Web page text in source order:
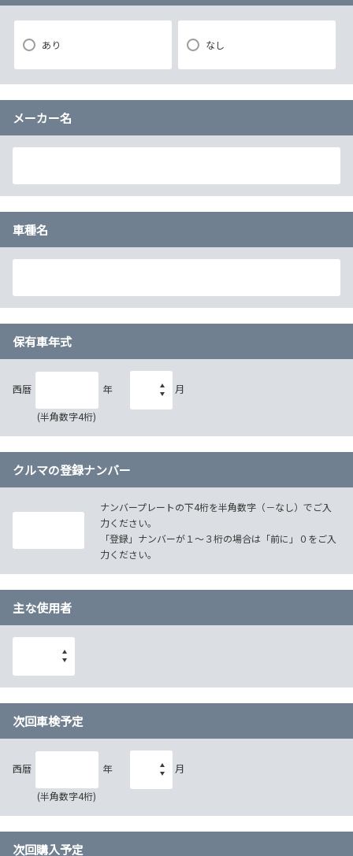
あり なし
メーカー名
車種名
保有車年式
西暦 年
(半角数字4桁)
月
クルマの登録ナンバー
ナンバープレートの下4桁を半角数字（－なし）でご入
力ください。
「登録」ナンバーが１～３桁の場合は「前に」０をご入
力ください。
主な使用者
次回車検予定
西暦 年
(半角数字4桁)
月
次回購入予定